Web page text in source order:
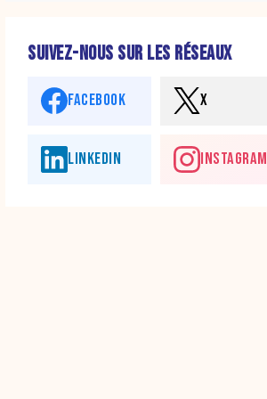
SUIVEZ-NOUS SUR LES RÉSEAUX
FACEBOOK X
LINKEDIN INSTAGRAM